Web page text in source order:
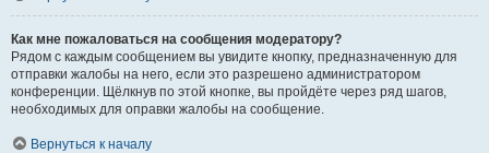
Как мне пожаловаться на сообщения модератору?
Рядом с каждым сообщением вы увидите кнопку, предназначенную для
отправки жалобы на него, если это разрешено администратором
конференции. Щёлкнув по этой кнопке, вы пройдёте через ряд шагов,
необходимых для оправки жалобы на сообщение.
Вернуться к началу